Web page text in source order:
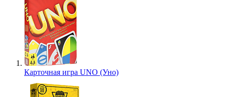
Карточная игра UNO (Уно)